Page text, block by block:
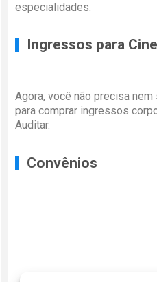
especialidades.
Ingressos para
Agora, você não precisa
para comprar ingressos
Auditar.
Convênios